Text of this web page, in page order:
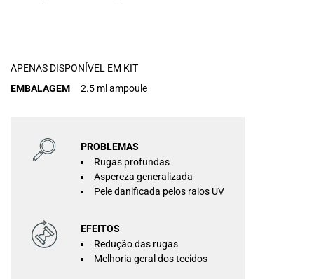
APENAS DISPONÍVEL EM KIT
EMBALAGEM
2.5 ml ampoule
PROBLEMAS
Rugas profundas
Aspereza generalizada
Pele danificada pelos raios UV
EFEITOS
Redução das rugas
Melhoria geral dos tecidos